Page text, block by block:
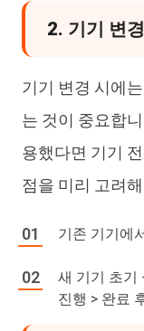
2. 기기 변
기기 변경 시에
는 것이 중요합
용했다면 기기
점을 미리 고려
기존 기기에
새 기기 초기
진행 > 완료